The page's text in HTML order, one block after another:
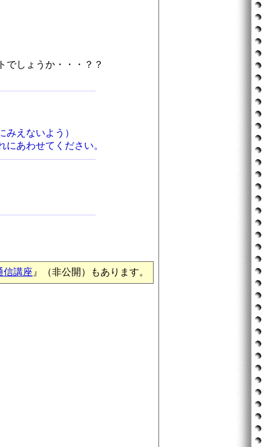
でしょうか・・・？？
えないよう）
あわせてください。
信講座 』（非公開）もあります。